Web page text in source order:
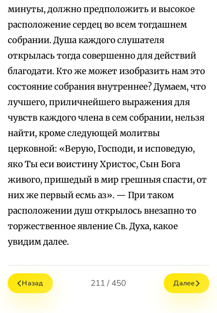
минуты, должно предположить и высокое
расположение сердец во всем тогдашнем
собрании. Душа каждого слушателя
открылась тогда совершенно для действий
благодати. Кто же может изобразить нам это
состояние собрания внутреннее? Думаем, что
лучшего, приличнейшего выражения для
чувств каждого члена в сем собрании, нельзя
найти, кроме следующей молитвы
церковной: «Верую, Господи, и исповедую,
яко Ты еси воистину Христос, Сын Бога
живого, пришедый в мир грешныя спасти, от
них же первый есмь аз». — При таком
расположении душ открылось внезапно то
торжественное явление Св. Духа, какое
увидим далее.
Назад 211 / 450 Далее